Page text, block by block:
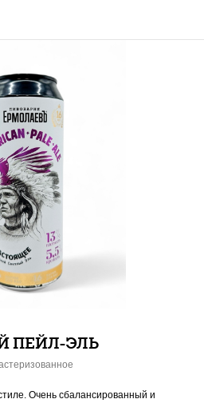
ПЕЙЛ-ЭЛЬ
Очень сбалансированный и